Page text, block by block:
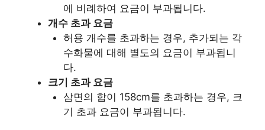
에 비례하여 요금이 부과됩니다.
개수 초과 요금
허용 개수를 초과하는 경우, 추가되는 각
수화물에 대해 별도의 요금이 부과됩니
다.
크기 초과 요금
삼면의 합이 158cm를 초과하는 경우, 크
기 초과 요금이 부과됩니다.